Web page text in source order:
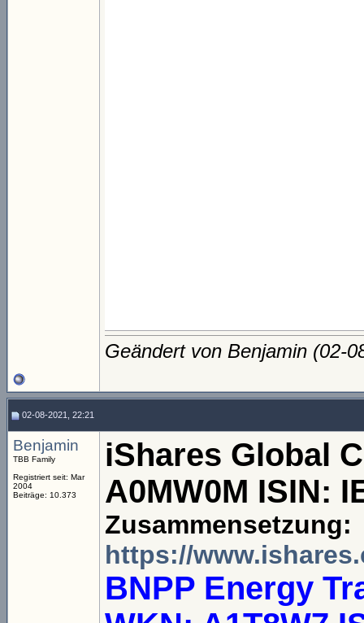
Geändert von Benjamin (02-
02-08-2021, 22:21
Benjamin
TBB Family
Registriert seit: Mar
2004
Beiträge: 10.373
iShares Global
A0MW0M ISIN:
Zusammensetzung:
https://
BNPP Energy